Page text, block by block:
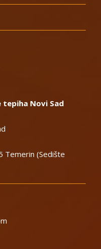
tepiha Novi Sad
Temerin (Sedište